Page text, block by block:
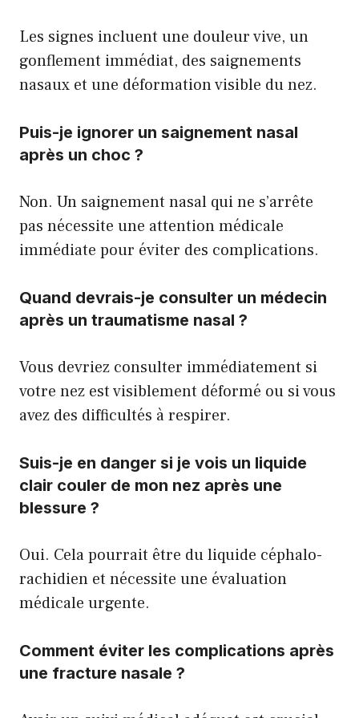
Les signes incluent une douleur vive, un
gonflement immédiat, des saignements
nasaux et une déformation visible du nez.
Puis-je ignorer un saignement nasal
après un choc ?
Non. Un saignement nasal qui ne s’arrête
pas nécessite une attention médicale
immédiate pour éviter des complications.
Quand devrais-je consulter un médecin
après un traumatisme nasal ?
Vous devriez consulter immédiatement si
votre nez est visiblement déformé ou si vous
avez des difficultés à respirer.
Suis-je en danger si je vois un liquide
clair couler de mon nez après une
blessure ?
Oui. Cela pourrait être du liquide céphalo-
rachidien et nécessite une évaluation
médicale urgente.
Comment éviter les complications après
une fracture nasale ?